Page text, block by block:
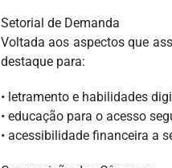
Setorial de Demanda
Voltada aos aspectos que
destaque para:
• letramento e habilidades
• educação para o acesso
• acessibilidade financeira a